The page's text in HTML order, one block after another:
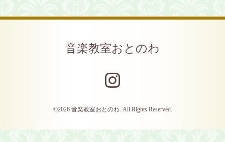
音楽教室おとのわ
©2026 音楽教室おとのわ. All Rights Reserved.